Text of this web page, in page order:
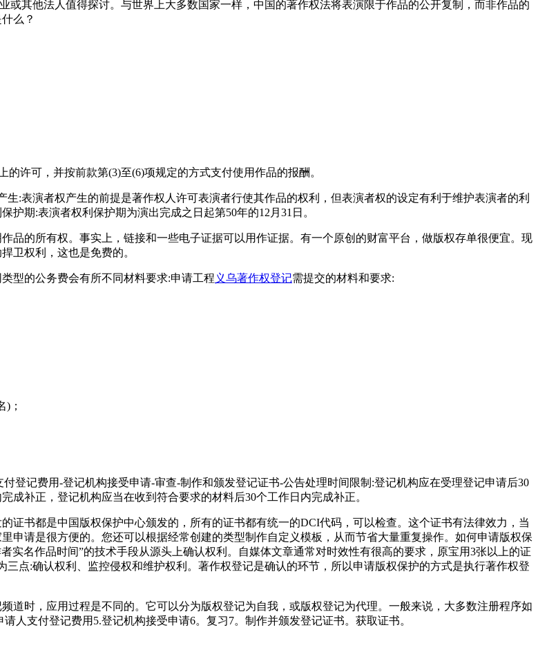
其他法人值得探讨。与世界上大多数国家一样，中国的著作权法将表演限于作品的公开复制，而非作品的
么？
许可，并按前款第(3)至(6)项规定的方式支付使用作品的报酬。
:表演者权产生的前提是著作权人许可表演者行使其作品的权利，但表演者权的设定有利于维护表演者的利
期:表演者权利保护期为演出完成之日起第50年的12月31日。
品的所有权。事实上，链接和一些电子证据可以用作证据。有一个原创的财富平台，做版权存单很便宜。现
卫权利，这也是免费的。
型的公务费会有所不同材料要求:申请工程 义乌著作权登记需提交的材料和要求:
)；
登记费用-登记机构接受申请-审查-制作和颁发登记证书-公告处理时间限制:登记机构应在受理登记申请后30
补正，登记机构应当在收到符合要求的材料后30个工作日内完成补正。
证书都是中国版权保护中心颁发的，所有的证书都有统一的DCI代码，可以检查。这个证书有法律效力，当
申请是很方便的。您还可以根据经常创建的类型制作自定义模板，从而节省大量重复操作。如何申请版权保
实名作品时间”的技术手段从源头上确认权利。自媒体文章通常对时效性有很高的要求，原宝用3张以上的证
点:确认权利、监控侵权和维护权利。著作权登记是确认的环节，所以申请版权保护的方式是执行著作权登
道时，应用过程是不同的。它可以分为版权登记为自我，或版权登记为代理。一般来说，大多数注册程序如
人支付登记费用5.登记机构接受申请6。复习7。制作并颁发登记证书。获取证书。